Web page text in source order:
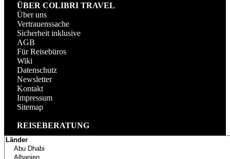
ÜBER COLIBRI TRAVEL
Über uns
Vertrauenssache
Sicherheit inklusive
AGB
Für Reisebüros
Wiki
Datenschutz
Newsletter
Kontakt
Impressum
Sitemap
REISEBERATUNG
TELEFON
+49 (0) 89 69393228